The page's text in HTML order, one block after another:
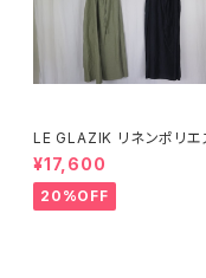
LE GLAZIK リネンポリエステ
ル キャミソールワンピース
¥17,600
20%OFF